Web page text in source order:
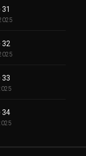
31
32
33
34